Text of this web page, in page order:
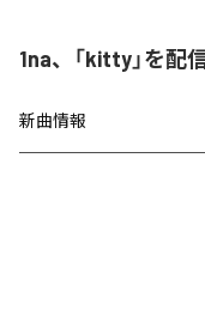
1na、「kitty」を配
新曲情報